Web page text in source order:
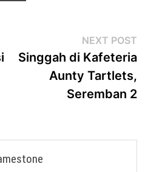
NEXT POST
Singgah di Kafeteria
Aunty Tartlets,
Seremban 2